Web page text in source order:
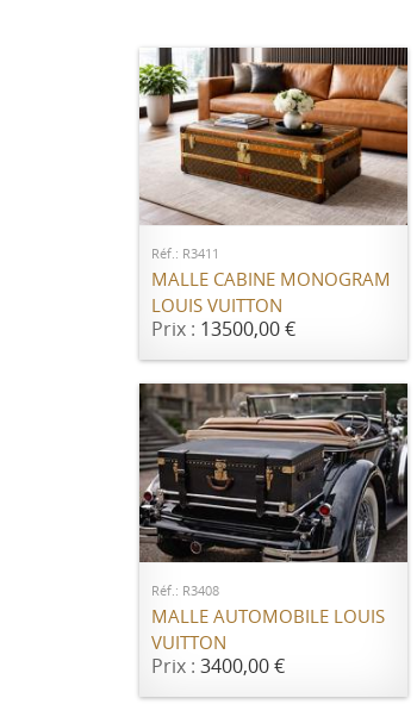
AJOUTER AU PANIER
Réf.: R3411
MALLE CABINE MONOGRAM
LOUIS VUITTON
Prix : 13500,00 €
AJOUTER AU PANIER
Réf.: R3408
MALLE AUTOMOBILE LOUIS
VUITTON
Prix : 3400,00 €